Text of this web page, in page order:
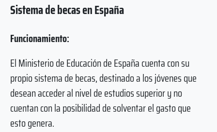
Sistema de becas en España
Funcionamiento:
El Ministerio de Educación de España cuenta con su
propio sistema de becas, destinado a los jóvenes que
desean acceder al nivel de estudios superior y no
cuentan con la posibilidad de solventar el gasto que
esto genera.